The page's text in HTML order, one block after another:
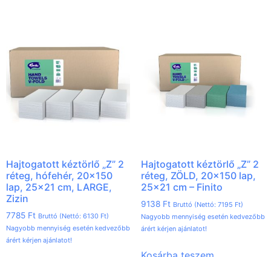
Hajtogatott kéztörlő „Z” 2
réteg, hófehér, 20×150
lap, 25×21 cm, LARGE,
Zizin
7785 Ft Bruttó (Nettó: 6130 Ft)
Nagyobb mennyiség esetén kedvezőbb
árért kérjen ajánlatot!
Hajtogatott kéztörlő „Z” 2
réteg, ZÖLD, 20×150 lap,
25×21 cm – Finito
9138 Ft Bruttó (Nettó: 7195 Ft)
Nagyobb mennyiség esetén kedvezőbb
árért kérjen ajánlatot!